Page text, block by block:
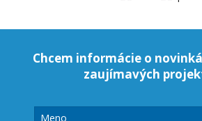
Chcem informácie o
zaujímavých